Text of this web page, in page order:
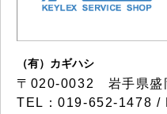
（有）カギハシ
〒020-0032 岩手県盛
TEL：019-652-1478 /